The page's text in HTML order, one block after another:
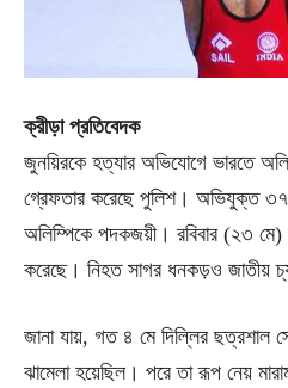
ক্রীড়া প্রতিবেদক
জুনয়িরকে হত্যার অভিযোগে ভারতে
গ্রেফতার করেছে পুলিশ। অভিযুক্ত ৩৭
অলিম্পিকে পদকজয়ী। রবিবার (২৩ মে)
করেছে। নিহত সাগর ধনকড়ও জাতীয়
জানা যায়, গত ৪ মে দিল্লির ছত্রশাল
ঝামেলা হয়েছিল। পরে তা রূপ নেয়